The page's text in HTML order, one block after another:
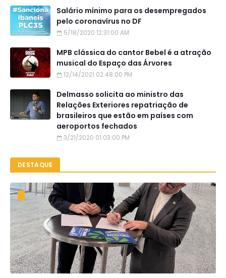
Salário mínimo para os desempregados
pelo coronavírus no DF
5/18/2020 12:31:00 AM
MPB clássica do cantor Bebel é a atração
musical do Espaço das Árvores
12/14/2021 02:48:00 PM
Delmasso solicita ao ministro das
Relações Exteriores repatriação de
brasileiros que estão em países com
aeroportos fechados
3/21/2020 01:03:00 PM
DESTAQUE